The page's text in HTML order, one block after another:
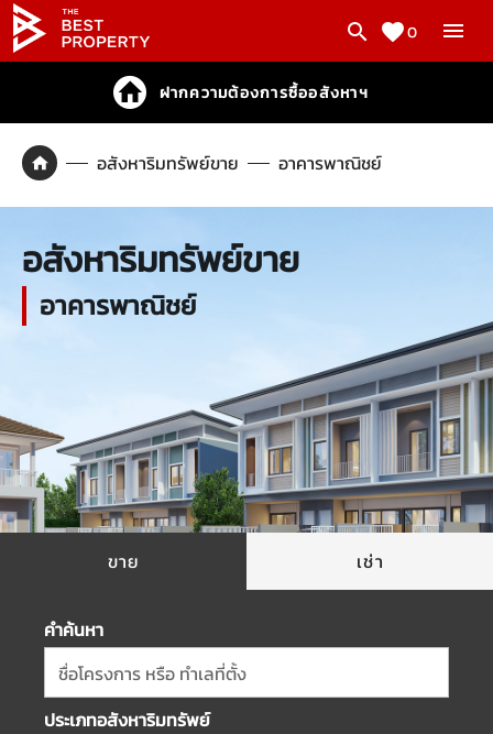
0
ฝากความต้องการซื้ออสังหาฯ
อสังหาริมทรัพย์ขาย อาคารพาณิชย์
อสังหาริมทรัพย์ขาย
อาคารพาณิชย์
ขาย เช่า
คำค้นหา
ชื่อโครงการ หรือ ทำเลที่ตั้ง
ประเภทอสังหาริมทรัพย์